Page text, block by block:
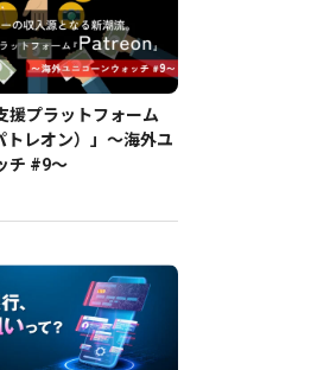
援プラットフォーム
トレオン）」〜海外ユ
チ #9〜